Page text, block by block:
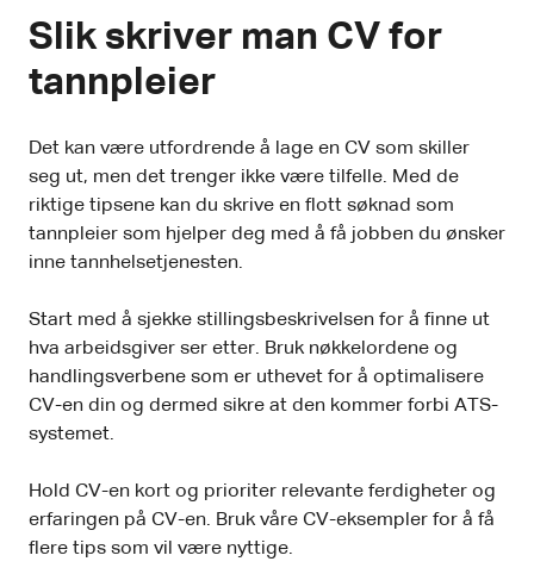
Slik skriver man CV for
tannpleier
Det kan være utfordrende å lage en CV som skiller
seg ut, men det trenger ikke være tilfelle. Med de
riktige tipsene kan du skrive en flott søknad som
tannpleier som hjelper deg med å få jobben du ønsker
inne tannhelsetjenesten.
Start med å sjekke stillingsbeskrivelsen for å finne ut
hva arbeidsgiver ser etter. Bruk nøkkelordene og
handlingsverbene som er uthevet for å optimalisere
CV-en din og dermed sikre at den kommer forbi ATS-
systemet.
Hold CV-en kort og prioriter relevante ferdigheter og
erfaringen på CV-en. Bruk våre CV-eksempler for å få
flere tips som vil være nyttige.